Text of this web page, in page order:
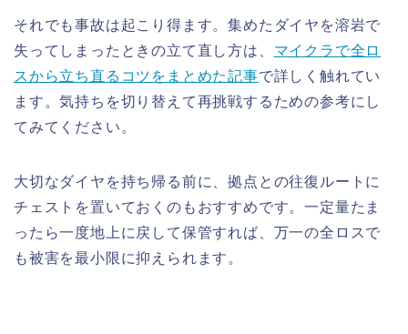
それでも事故は起こり得ます。集めたダイヤを溶岩で
失ってしまったときの立て直し方は、 マイクラで全ロ
スから立ち直るコツをまとめた記事で詳しく触れてい
ます。気持ちを切り替えて再挑戦するための参考にし
てみてください。
大切なダイヤを持ち帰る前に、拠点との往復ルートに
チェストを置いておくのもおすすめです。一定量たま
ったら一度地上に戻して保管すれば、万一の全ロスで
も被害を最小限に抑えられます。